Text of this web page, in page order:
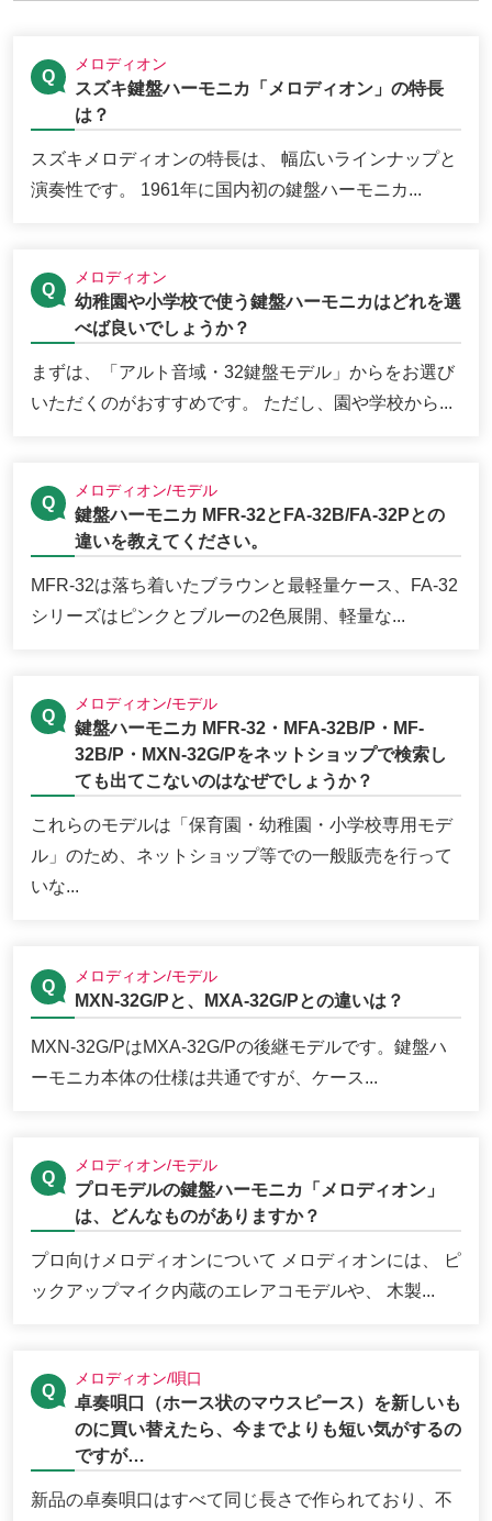
メロディオン
スズキ鍵盤ハーモニカ「メロディオン」の特長
は？
スズキメロディオンの特長は、 幅広いラインナップと
演奏性です。 1961年に国内初の鍵盤ハーモニカ...
メロディオン
幼稚園や小学校で使う鍵盤ハーモニカはどれを選
べば良いでしょうか？
まずは、「アルト音域・32鍵盤モデル」からをお選び
いただくのがおすすめです。 ただし、園や学校から...
メロディオン/モデル
鍵盤ハーモニカ MFR-32とFA-32B/FA-32Pとの
違いを教えてください。
MFR-32は落ち着いたブラウンと最軽量ケース、FA-32
シリーズはピンクとブルーの2色展開、軽量な...
メロディオン/モデル
鍵盤ハーモニカ MFR-32・MFA-32B/P・MF-
32B/P・MXN-32G/Pをネットショップで検索し
ても出てこないのはなぜでしょうか？
これらのモデルは「保育園・幼稚園・小学校専用モデ
ル」のため、ネットショップ等での一般販売を行って
いな...
メロディオン/モデル
MXN-32G/Pと、MXA-32G/Pとの違いは？
MXN-32G/PはMXA-32G/Pの後継モデルです。鍵盤ハ
ーモニカ本体の仕様は共通ですが、ケース...
メロディオン/モデル
プロモデルの鍵盤ハーモニカ「メロディオン」
は、どんなものがありますか？
プロ向けメロディオンについて メロディオンには、 ピ
ックアップマイク内蔵のエレアコモデルや、 木製...
メロディオン/唄口
卓奏唄口（ホース状のマウスピース）を新しいも
のに買い替えたら、今までよりも短い気がするの
ですが…
新品の卓奏唄口はすべて同じ長さで作られており、不